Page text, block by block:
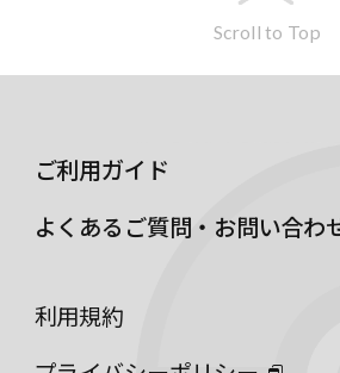
Scroll to Top
ご利用ガイド
よくあるご質問・お問い合わ
利用規約